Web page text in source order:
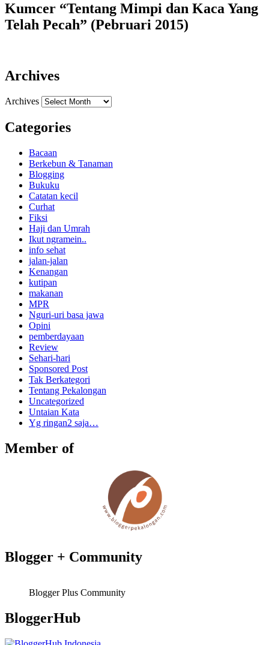
Kumcer “Tentang Mimpi dan Kaca Yang
Telah Pecah” (Pebruari 2015)
Archives
Archives
Categories
Bacaan
Berkebun & Tanaman
Blogging
Bukuku
Catatan kecil
Curhat
Fiksi
Haji dan Umrah
Ikut ngramein..
info sehat
jalan-jalan
Kenangan
kutipan
makanan
MPR
Nguri-uri basa jawa
Opini
pemberdayaan
Review
Sehari-hari
Sponsored Post
Tak Berkategori
Tentang Pekalongan
Uncategorized
Untaian Kata
Yg ringan2 saja…
Member of
Blogger + Community
Blogger Plus Community
BloggerHub